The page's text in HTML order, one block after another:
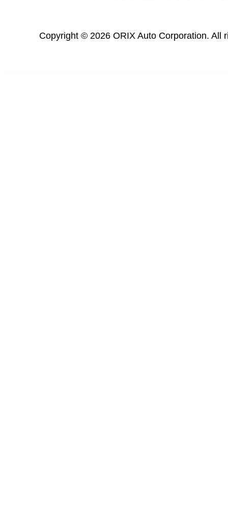
Copyright © 2026 ORIX Auto Corporation. All